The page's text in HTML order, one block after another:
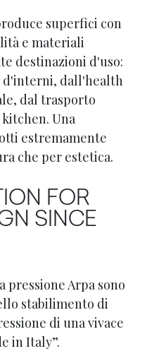
superfici con
e materiali
destinazioni d'uso:
dall'health
dal trasporto
Una
estremamente
che per estetica.
FOR
SINCE
pressione Arpa sono
stabilimento di
di una vivace
in Italy”.